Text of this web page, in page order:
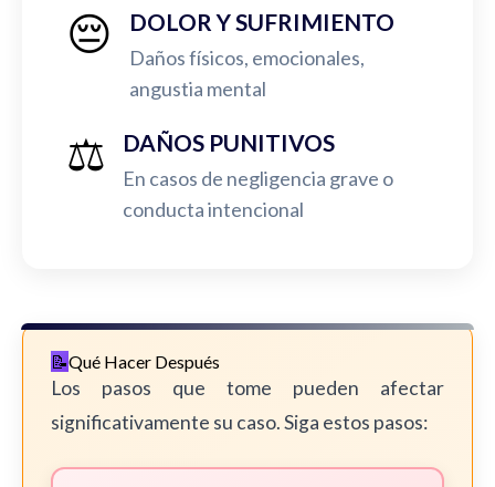
😔 DOLOR Y SUFRIMIENTO
Daños físicos, emocionales,
angustia mental
⚖️ DAÑOS PUNITIVOS
En casos de negligencia grave o
conducta intencional
Qué Hacer Después
Los pasos que tome pueden afectar
significativamente su caso. Siga estos pasos: